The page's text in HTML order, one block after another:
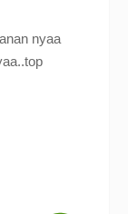
nyaa